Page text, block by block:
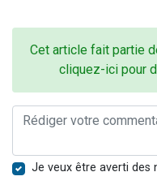
Cet article fait partie
cliquez-ici pour
Je veux être averti des